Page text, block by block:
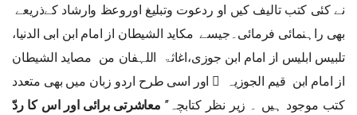
نے کئی کتب تالیف کیں او ردعوت وتبلیغ اوروعظ وارشاد کےذریعے
بھی راہنمائی فرمائی۔جیسے مکاید الشیطان از امام ابن ابی الدنیا،
تلبیس ابلیس از امام ابن جوزی،اغاثۃ اللہفان من مصاید الشیطان
از امام ابن قیم الجوزیہ ﷭ اور اسی طرح اردو زبان میں بھی متعدد
کتب موجود ہیں ۔ زیر نظر کتابچہ’’ معاشرتی برائی اور اس کا ردّ